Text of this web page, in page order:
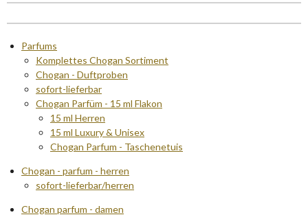
Parfums
Komplettes Chogan Sortiment
Chogan - Duftproben
sofort-lieferbar
Chogan Parfüm - 15 ml Flakon
15 ml Herren
15 ml Luxury & Unisex
Chogan Parfum - Taschenetuis
Chogan - parfum - herren
sofort-lieferbar/herren
Chogan parfum - damen